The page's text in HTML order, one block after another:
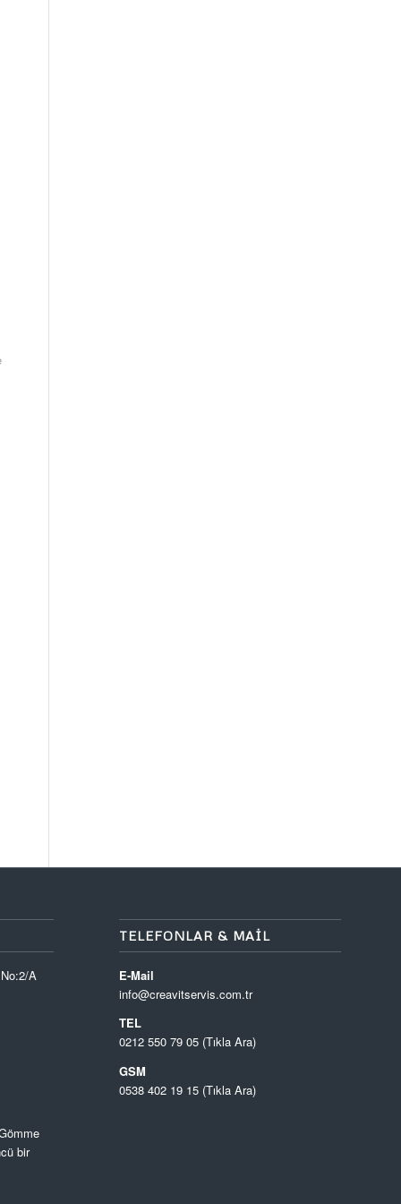
A
bir
TELEFONLAR & MAIL
E-Mail
info@creavitservis.com.tr
TEL
0212 550 79 05 (Tıkla Ara)
GSM
0538 402 19 15 (Tıkla Ara)